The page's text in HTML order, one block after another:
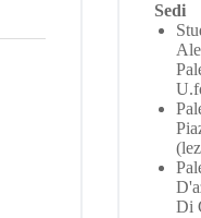
Sedi
Di